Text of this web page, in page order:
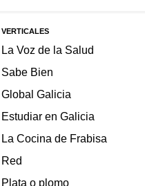
VERTICALES
La Voz de la Salud
Sabe Bien
Global Galicia
Estudiar en Galicia
La Cocina de Frabisa
Red
Plata o plomo